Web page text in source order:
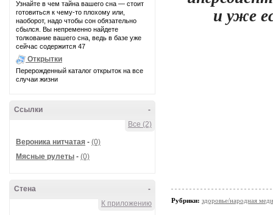
Узнайте в чем тайна вашего сна — стоит
готовиться к чему-то плохому или,
наоборот, надо чтобы сон обязательно
сбылся. Вы непременно найдете
толкование вашего сна, ведь в базе уже
сейчас содержится 47
Открытки
Перерожденный каталог открыток на все
случаи жизни
-
Ссылки
Все (2)
Вероника нитчатая - (0)
Мясные рулеты - (0)
-
Стена
К приложению
и уже
Рубрики: здоровье/народная